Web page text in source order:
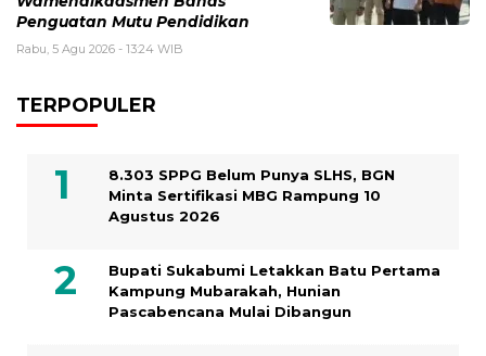
Penguatan Mutu Pendidikan
Rabu, 5 Agu 2026 - 13:24 WIB
TERPOPULER
8.303 SPPG Belum Punya SLHS, BGN
Minta Sertifikasi MBG Rampung 10
Agustus 2026
Bupati Sukabumi Letakkan Batu Pertama
Kampung Mubarakah, Hunian
Pascabencana Mulai Dibangun